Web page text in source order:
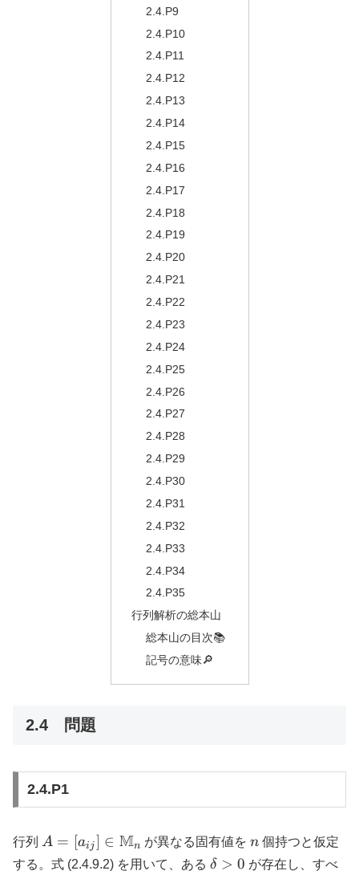
2.4.P9
2.4.P10
2.4.P11
2.4.P12
2.4.P13
2.4.P14
2.4.P15
2.4.P16
2.4.P17
2.4.P18
2.4.P19
2.4.P20
2.4.P21
2.4.P22
2.4.P23
2.4.P24
2.4.P25
2.4.P26
2.4.P27
2.4.P28
2.4.P29
2.4.P30
2.4.P31
2.4.P32
2.4.P33
2.4.P34
2.4.P35
行列解析の総本山
総本山の目次📚
記号の意味🔎
2.4 問題
2.4.P1
行列
A = [a_{ij}] \in
\mathbb{M}_n
A = [aij ] ∈ Mn が異なる固有値を n
n個持つと仮定
する。式 (2.4.9.2) を用いて、ある \delta
δ > 0 が存在し、すべ